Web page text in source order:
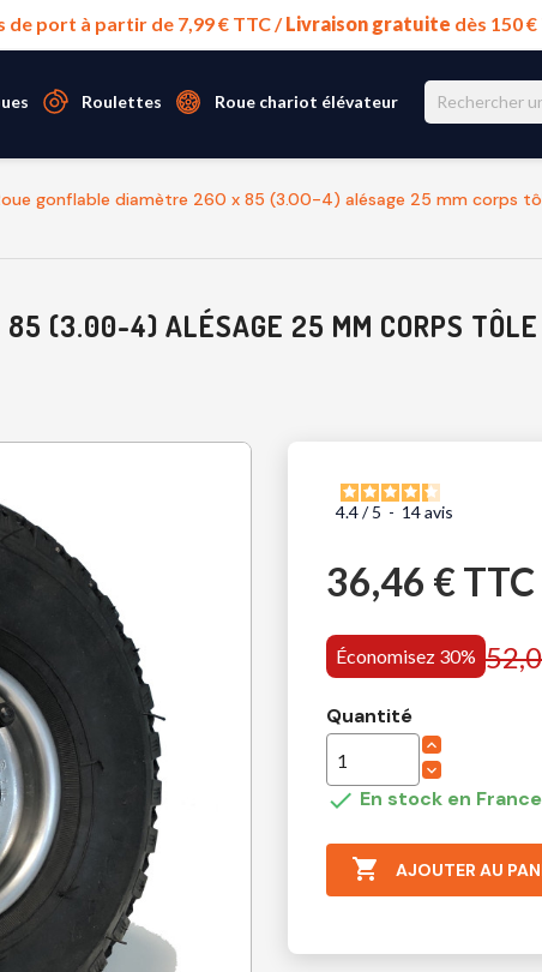
de port à partir de 7,99 € TTC /Livraison gratuite dès 150 €
Roulettes Roue chariot élévateur
gonflable diamètre 260 x 85 (3.00-4) alésage 25 mm corps
(3.00-4) ALÉSAGE 25 MM CORPS TÔLE
4.4/ 5 - 14avis
36,46 € TTC
Économisez 30%
Quantité
 En stock en
 AJOUTER AU